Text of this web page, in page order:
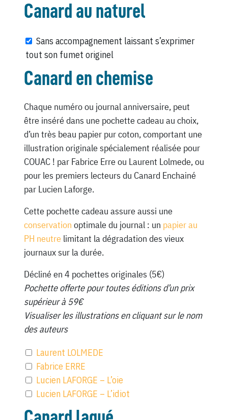
Canard au naturel
Sans accompagnement laissant s’exprimer
tout son fumet originel
Canard en chemise
Chaque numéro ou journal anniversaire, peut
être inséré dans une pochette cadeau au choix,
d’un très beau papier pur coton, comportant une
illustration originale spécialement réalisée pour
COUAC ! par Fabrice Erre ou Laurent Lolmede, ou
pour les premiers lecteurs du Canard Enchainé
par Lucien Laforge.
Cette pochette cadeau assure aussi une
conservation optimale du journal : un papier au
PH neutrelimitant la dégradation des vieux
journaux sur la durée.
Décliné en 4 pochettes originales (5€)
Pochette offerte pour toutes éditions d’un prix
supérieur à 59€
Visualiser les illustrations en cliquant sur le nom
des auteurs
Laurent LOLMEDE
Fabrice ERRE
Lucien LAFORGE – L’oie
Lucien LAFORGE – L’idiot